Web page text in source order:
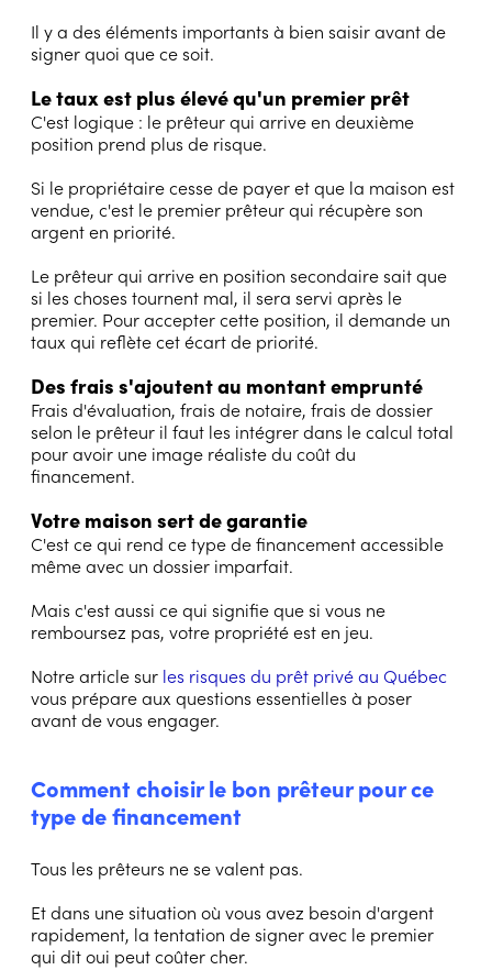
Il y a des éléments importants à bien saisir avant de
signer quoi que ce soit.
Le taux est plus élevé qu'un premier prêt
C'est logique : le prêteur qui arrive en deuxième
position prend plus de risque.
Si le propriétaire cesse de payer et que la maison est
vendue, c'est le premier prêteur qui récupère son
argent en priorité.
Le prêteur qui arrive en position secondaire sait que
si les choses tournent mal, il sera servi après le
premier. Pour accepter cette position, il demande un
taux qui reflète cet écart de priorité.
Des frais s'ajoutent au montant emprunté
Frais d'évaluation, frais de notaire, frais de dossier
selon le prêteur il faut les intégrer dans le calcul total
pour avoir une image réaliste du coût du
financement.
Votre maison sert de garantie
C'est ce qui rend ce type de financement accessible
même avec un dossier imparfait.
Mais c'est aussi ce qui signifie que si vous ne
remboursez pas, votre propriété est en jeu.
Notre article sur les risques du prêt privé au Québec
vous prépare aux questions essentielles à poser
avant de vous engager.
Comment choisir le bon prêteur pour ce
type de financement
Tous les prêteurs ne se valent pas.
Et dans une situation où vous avez besoin d'argent
rapidement, la tentation de signer avec le premier
qui dit oui peut coûter cher.